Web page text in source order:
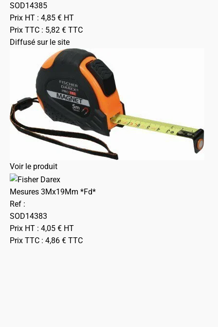
SOD14385
Prix HT : 4,85 € HT
Prix TTC : 5,82 € TTC
Diffusé sur le site
Voir le produit
Mesures 3Mx19Mm *Fd*
Ref :
SOD14383
Prix HT : 4,05 € HT
Prix TTC : 4,86 € TTC